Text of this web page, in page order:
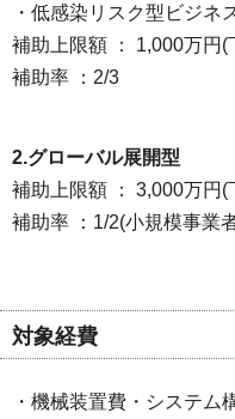
・低感染リスク型ビジネ
補助上限額 ： 1,000万円(
補助率 ：2/3
2.グローバル展開型
補助上限額 ： 3,000万円(
補助率 ：1/2(小規模事業
対象経費
・機械装置費・システム